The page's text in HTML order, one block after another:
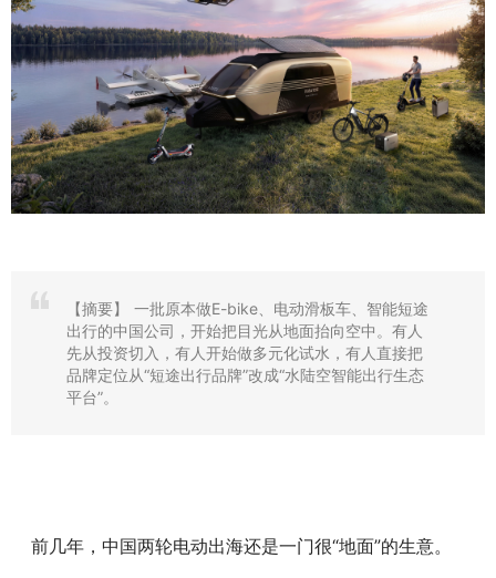
【摘要】
一批原本做E-bike、电动滑板车、智能短途
出行的中国公司，开始把目光从地面抬向空中。有人
先从投资切入，有人开始做多元化试水，有人直接把
品牌定位从“短途出行品牌”改成“水陆空智能出行生态
平台”。
前几年，中国两轮电动出海还是一门很“地面”的生意。